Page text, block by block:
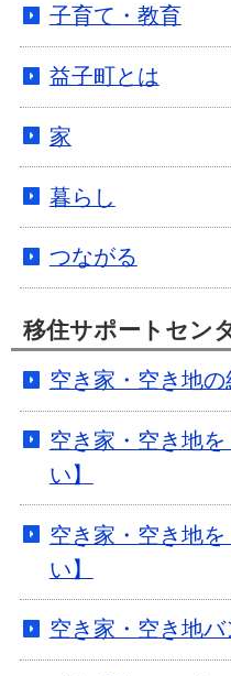
子育て・教育
益子町とは
家
暮らし
つながる
移住サポートセン
空き家・空き地の
空き家・空き地
い】
空き家・空き地
い】
空き家・空き地バ